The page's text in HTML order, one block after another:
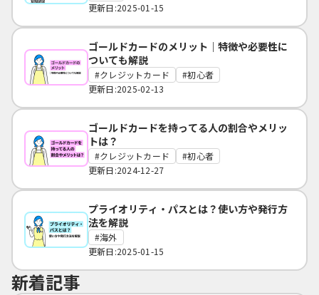
更新日:2025-01-15
ゴールドカードのメリット｜特徴や必要性に
ついても解説
クレジットカード
初心者
更新日:2025-02-13
ゴールドカードを持ってる人の割合やメリッ
トは？
クレジットカード
初心者
更新日:2024-12-27
プライオリティ・パスとは？使い方や発行方
法を解説
海外
更新日:2025-01-15
新着記事